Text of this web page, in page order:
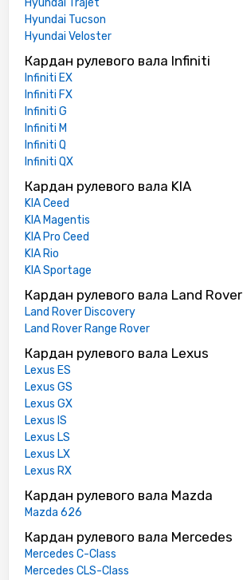
Hyundai Trajet
Hyundai Tucson
Hyundai Veloster
Кардан рулевого вала Infiniti
Infiniti EX
Infiniti FX
Infiniti G
Infiniti M
Infiniti Q
Infiniti QX
Кардан рулевого вала KIA
KIA Ceed
KIA Magentis
KIA Pro Ceed
KIA Rio
KIA Sportage
Кардан рулевого вала Land Rover
Land Rover Discovery
Land Rover Range Rover
Кардан рулевого вала Lexus
Lexus ES
Lexus GS
Lexus GX
Lexus IS
Lexus LS
Lexus LX
Lexus RX
Кардан рулевого вала Mazda
Mazda 626
Кардан рулевого вала Mercedes
Mercedes C-Class
Mercedes CLS-Class